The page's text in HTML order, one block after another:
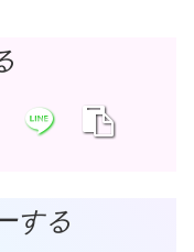
する